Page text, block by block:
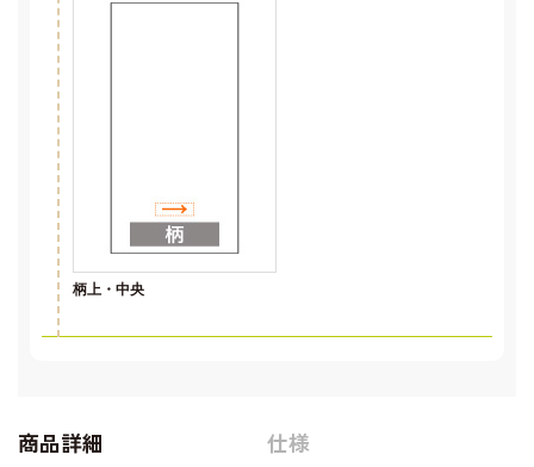
柄上・中央
商品詳細 仕様